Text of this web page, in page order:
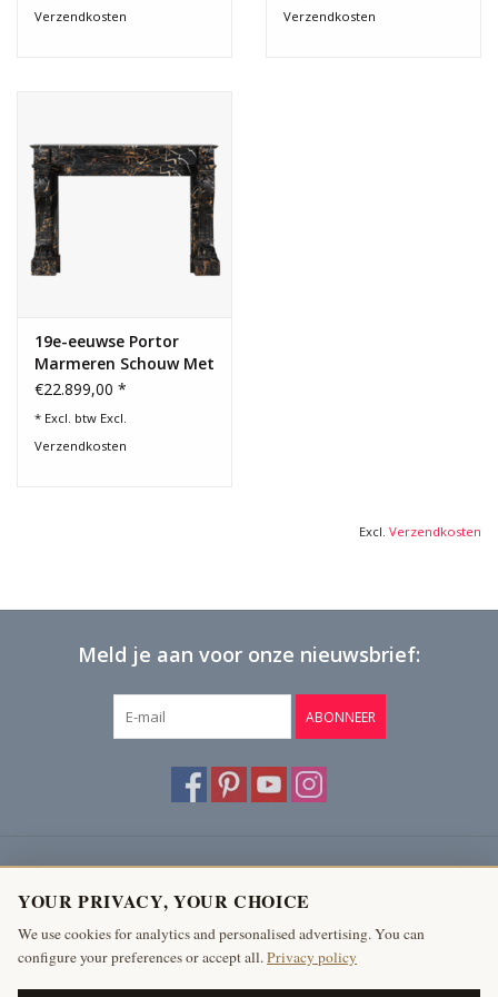
Verzendkosten
Verzendkosten
19e-eeuwse Portor
Marmeren Schouw Met
Leeuwenpoten
€22.899,00 *
* Excl. btw Excl.
Verzendkosten
Excl. Verzendkosten
Meld je aan voor onze nieuwsbrief:
ABONNEER
Producten
Mijn account
YOUR PRIVACY, YOUR CHOICE
We use cookies for analytics and personalised advertising. You can
configure your preferences or accept all.Privacy policy